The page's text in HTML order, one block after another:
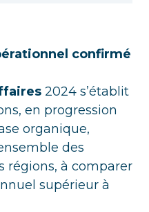
confirmé
2024 s’établit
en progression
organique,
des
régions, à comparer
supérieur à